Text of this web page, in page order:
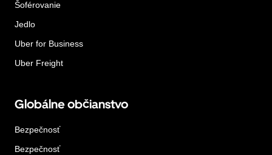
Šoférovanie
Jedlo
Uber for Business
Uber Freight
Globálne občianstvo
Bezpečnosť
Bezpečnosť